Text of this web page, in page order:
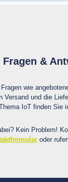
Fragen &
wie
Versand und die
IoT finden Sie
Kein Problem!
oder